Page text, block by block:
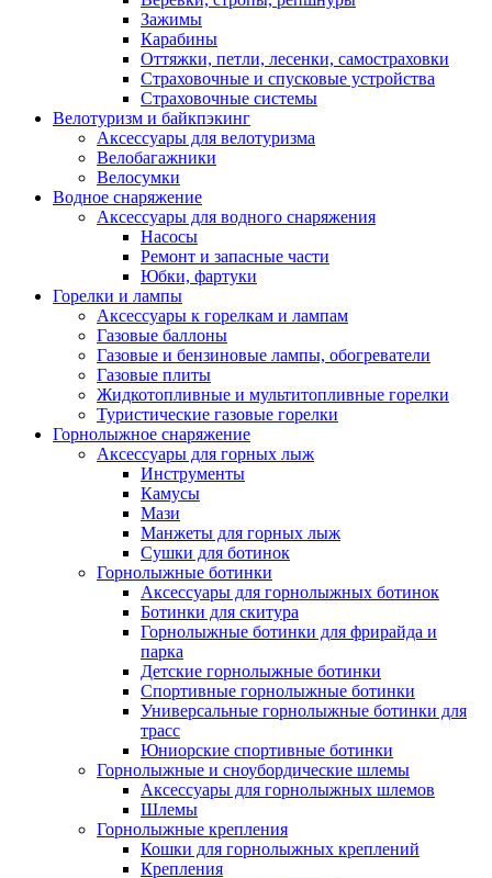
Зажимы
Карабины
Оттяжки, петли, лесенки, самостраховки
Страховочные и спусковые устройства
Страховочные системы
Велотуризм и байкпэкинг
Аксессуары для велотуризма
Велобагажники
Велосумки
Водное снаряжение
Аксессуары для водного снаряжения
Насосы
Ремонт и запасные части
Юбки, фартуки
Горелки и лампы
Аксессуары к горелкам и лампам
Газовые баллоны
Газовые и бензиновые лампы, обогреватели
Газовые плиты
Жидкотопливные и мультитопливные горелки
Туристические газовые горелки
Горнолыжное снаряжение
Аксессуары для горных лыж
Инструменты
Камусы
Мази
Манжеты для горных лыж
Сушки для ботинок
Горнолыжные ботинки
Аксессуары для горнолыжных ботинок
Ботинки для скитура
Горнолыжные ботинки для фрирайда и
парка
Детские горнолыжные ботинки
Спортивные горнолыжные ботинки
Универсальные горнолыжные ботинки для
трасс
Юниорские спортивные ботинки
Горнолыжные и сноубордические шлемы
Аксессуары для горнолыжных шлемов
Шлемы
Горнолыжные крепления
Кошки для горнолыжных креплений
Крепления